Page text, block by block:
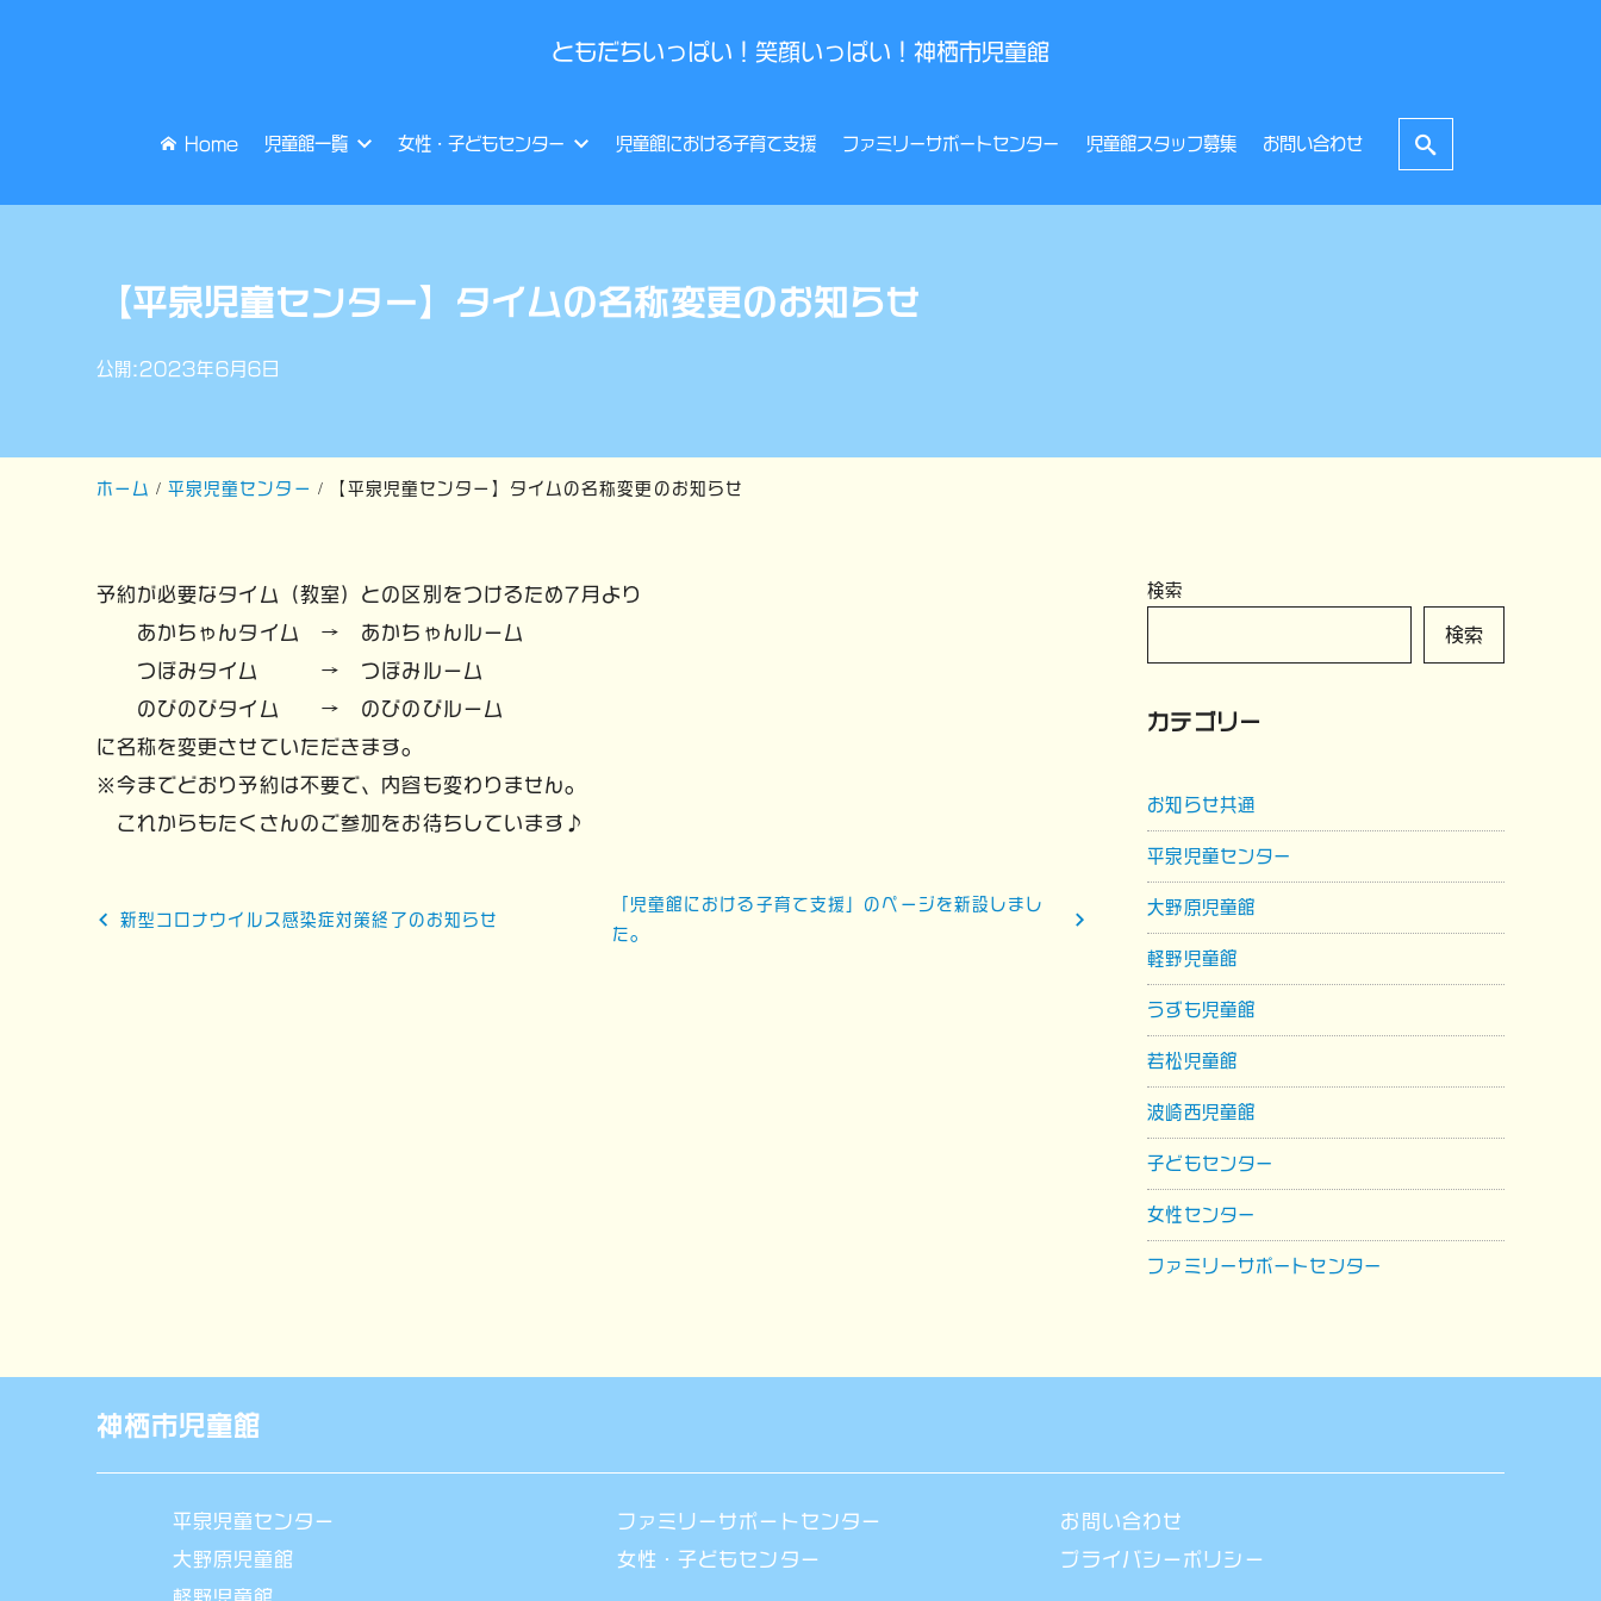
ともだちいっぱい！笑顔いっぱい！神栖市児童館
Home 児童館一覧 女性・子どもセンター 児童館における子育て支援 ファミリーサポートセンター 児童館スタッフ募集 お問い合わせ
【平泉児童センター】タイムの名称変更のお知らせ
公開:2023年6月6日
ホーム 平泉児童センター 【平泉児童センター】タイムの名称変更のお知らせ
予約が必要なタイム（教室）との区別をつけるため7月より
あかちゃんタイム → あかちゃんルーム
つぼみタイム → つぼみルーム
のびのびタイム → のびのびルーム
に名称を変更させていただきます。
※今までどおり予約は不要で、内容も変わりません。
これからもたくさんのご参加をお待ちしています♪
新型コロナウイルス感染症対策終了のお知らせ
「児童館における子育て支援」のページを新設しまし
た。
検索
検索
カテゴリー
お知らせ共通
平泉児童センター
大野原児童館
軽野児童館
うずも児童館
若松児童館
波崎西児童館
子どもセンター
女性センター
ファミリーサポートセンター
神栖市児童館
平泉児童センター
大野原児童館
ファミリーサポートセンター
女性・子どもセンター
お問い合わせ
プライバシーポリシー